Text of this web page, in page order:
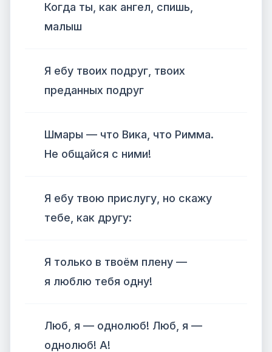
Когда ты, как ангел, спишь,
малыш
Я ебу твоих подруг, твоих
преданных подруг
Шмары — что Вика, что Римма.
Не общайся с ними!
Я ебу твою прислугу, но скажу
тебе, как другу:
Я только в твоём плену —
я люблю тебя одну!
Люб, я — однолюб! Люб, я —
однолюб! А!